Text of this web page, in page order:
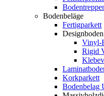
Bodenbeläge
Fertigparkett
Designboden
Vinyl-
Rigid
Korkparkett
Bodenbelag